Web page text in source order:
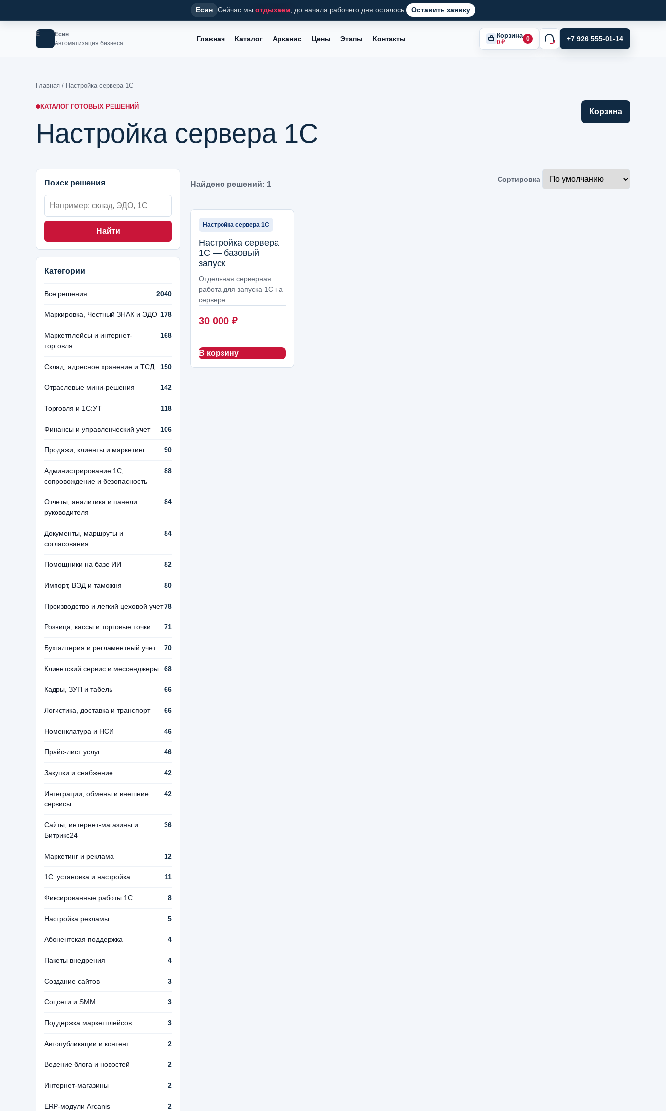
Есин Сейчас мы отдыхаем , до начала рабочего дня осталось: Оставить заявку
Е
Есин
Автоматизация бизнеса
Главная Каталог Арканис Цены Этапы Контакты Корзина
0 ₽ 0 +7 926 555-01-14
Главная / Настройка сервера 1С
КАТАЛОГ ГОТОВЫХ РЕШЕНИЙ
Настройка сервера 1С
Корзина
Поиск решения
Найти
Категории
Все решения 2040
Маркировка, Честный ЗНАК и ЭДО 178
Маркетплейсы и интернет-
торговля
168
Склад, адресное хранение и ТСД 150
Отраслевые мини-решения 142
Торговля и 1С:УТ 118
Финансы и управленческий учет 106
Продажи, клиенты и маркетинг 90
Администрирование 1С,
сопровождение и безопасность
88
Отчеты, аналитика и панели
руководителя
84
Документы, маршруты и
согласования
84
Помощники на базе ИИ 82
Импорт, ВЭД и таможня 80
Производство и легкий цеховой учет78
Розница, кассы и торговые точки 71
Бухгалтерия и регламентный учет 70
Клиентский сервис и мессенджеры 68
Кадры, ЗУП и табель 66
Логистика, доставка и транспорт 66
Номенклатура и НСИ 46
Прайс-лист услуг 46
Закупки и снабжение 42
Интеграции, обмены и внешние
сервисы
42
Сайты, интернет-магазины и
Битрикс24
36
Маркетинг и реклама 12
1С: установка и настройка 11
Фиксированные работы 1С 8
Настройка рекламы 5
Абонентская поддержка 4
Пакеты внедрения 4
Создание сайтов 3
Соцсети и SMM 3
Поддержка маркетплейсов 3
Автопубликации и контент 2
Ведение блога и новостей 2
Интернет-магазины 2
ERP-модули Arcanis 2
Найдено решений: 1
Сортировка
Настройка сервера 1С
Настройка сервера
1С — базовый
запуск
Отдельная серверная
работа для запуска 1С на
сервере.
30 000 ₽
В корзину